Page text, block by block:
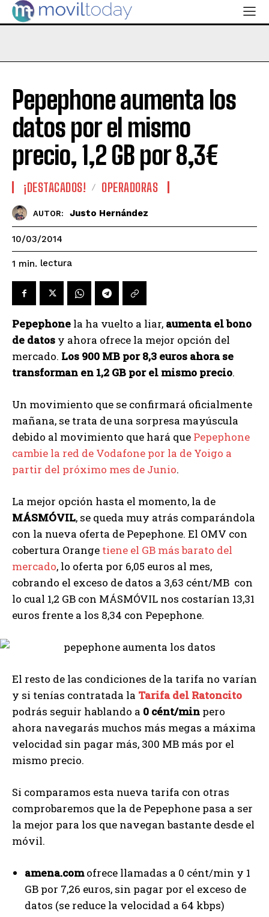
Pepephone aumenta los
datos por el mismo
precio, 1,2 GB por 8,3€
¡DESTACADOS! OPERADORAS
AUTOR: Justo Hernández
10/03/2014
1 min. lectura
Pepephone la ha vuelto a liar, aumenta el bono
de datos y ahora ofrece la mejor opción del
mercado. Los 900 MB por 8,3 euros ahora se
transforman en 1,2 GB por el mismo precio.
Un movimiento que se confirmará oficialmente
mañana, se trata de una sorpresa mayúscula
debido al movimiento que hará que Pepephone
cambie la red de Vodafone por la de Yoigo a
partir del próximo mes de Junio.
La mejor opción hasta el momento, la de
MÁSMÓVIL, se queda muy atrás comparándola
con la nueva oferta de Pepephone. El OMV con
cobertura Orange tiene el GB más barato del
mercado, lo oferta por 6,05 euros al mes,
cobrando el exceso de datos a 3,63 cént/MB con
lo cual 1,2 GB con MÁSMÓVIL nos costarían 13,31
euros frente a los 8,34 con Pepephone.
El resto de las condiciones de la tarifa no varían
y si tenías contratada la Tarifa del Ratoncito
podrás seguir hablando a 0 cént/min pero
ahora navegarás muchos más megas a máxima
velocidad sin pagar más, 300 MB más por el
mismo precio.
Si comparamos esta nueva tarifa con otras
comprobaremos que la de Pepephone pasa a ser
la mejor para los que navegan bastante desde el
móvil.
amena.comofrece llamadas a 0 cént/min y 1
GB por 7,26 euros, sin pagar por el exceso de
datos (se reduce la velocidad a 64 kbps)